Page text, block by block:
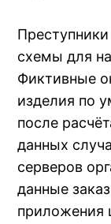
схемы для
Фиктивные
изделия по
после
данных
серверов
данные
приложения